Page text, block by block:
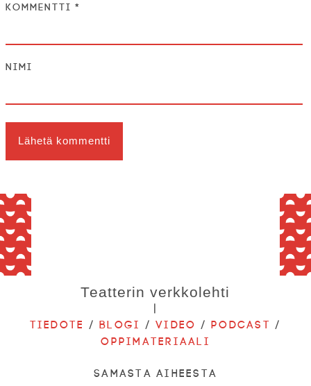
AIKATAULUT
RYHMILLE
PALVELUT
KESÄTEATTERI
Kommentti *
Nimi
Teatterin verkkolehti
|
Tiedote /Blogi /Video /Podcast /
Oppimateriaali
Samasta aiheesta